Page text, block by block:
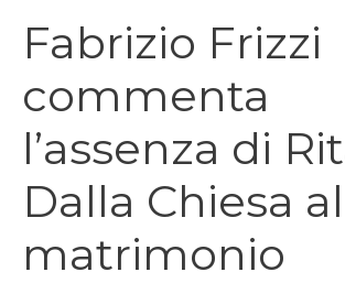
Fabrizio Frizzi
commenta
l’assenza di
Dalla Chiesa
matrimonio